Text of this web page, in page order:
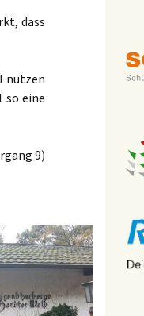
dass
nutzen
so eine
9)